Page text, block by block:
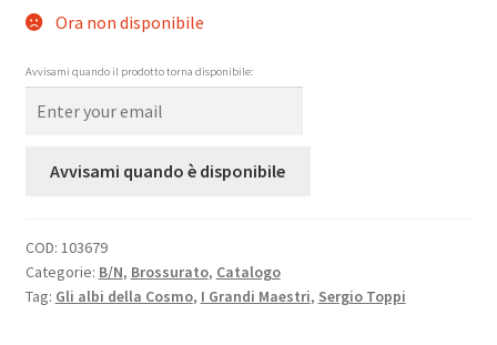
Ora non disponibile
Avvisami quando il prodotto torna disponibile:
Avvisami quando è disponibile
COD: 103679
Categorie: B/N, Brossurato, Catalogo
Tag: Gli albi della Cosmo, I Grandi Maestri, Sergio Toppi